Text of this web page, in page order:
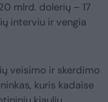
mlrd. dolerių – 17
interviu ir vengia
veisimo ir skerdimo
kuris kadaise